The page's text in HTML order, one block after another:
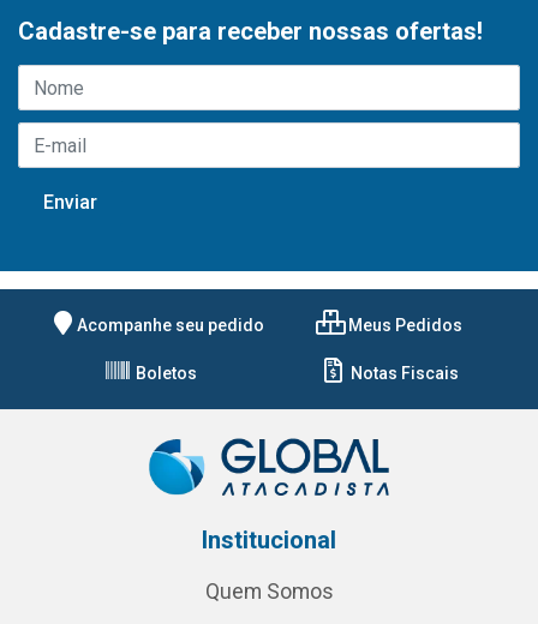
Cadastre-se para receber nossas ofertas!
Acompanhe seu pedido Meus Pedidos
Boletos Notas Fiscais
Institucional
Quem Somos